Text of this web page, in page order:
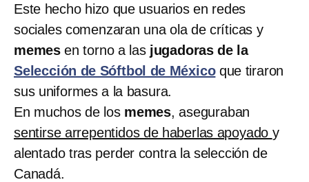
Este hecho hizo que usuarios en redes
sociales comenzaran una ola de críticas y
memes en torno a las jugadoras de la
Selección de Sóftbol de México que tiraron
sus uniformes a la basura.
En muchos de los memes, aseguraban
sentirse arrepentidos de haberlas apoyado y
alentado tras perder contra la selección de
Canadá.